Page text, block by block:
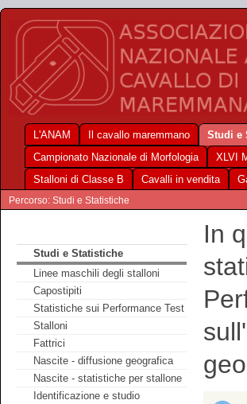
L'ANAM Il cavallo maremmano Studi e
Campionato Nazionale di Morfologia
XLVI
Stalloni di Classe B
Cavalli in vendita
Percorso: Studi e Statistiche
Studi e Statistiche
Linee maschili degli stalloni
Capostipiti
Statistiche sui Performance Test
Stalloni
Fattrici
Nascite - diffusione geografica
Nascite - statistiche per stallone
Identificazione e studio
In